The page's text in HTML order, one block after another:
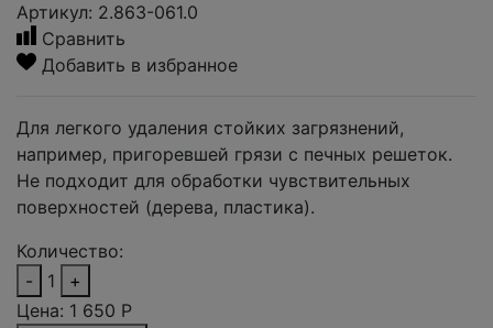
Артикул: 2.863-061.0
Сравнить
Добавить в избранное
Для легкого удаления стойких загрязнений,
например, пригоревшей грязи с печных решеток.
Не подходит для обработки чувствительных
поверхностей (дерева, пластика).
Количество:
-
1
+
Цена: 1 650 Р